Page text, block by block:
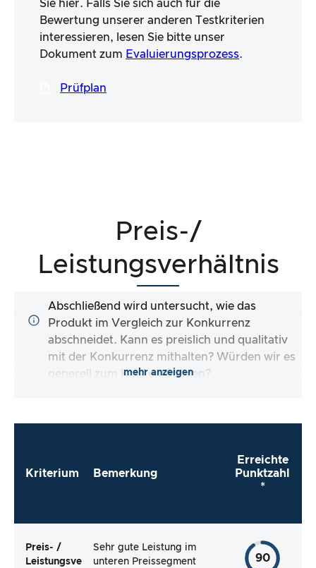
Sie hier. Falls Sie sich auch für die
Bewertung unserer anderen Testkriterien
interessieren, lesen Sie bitte unser
Dokument zum Evaluierungsprozess.
Prüfplan
Preis-/
Leistungsverhältnis
Abschließend wird untersucht, wie das
Produkt im Vergleich zur Konkurrenz
abschneidet. Kann es preislich und qualitativ
mit der Konkurrenz mithalten? Würden wir es
generell zum Kauf empfehlen?
mehr anzeigen
Kriterium Bemerkung
Erreichte
Punktzahl
*
Preis- /
Leistungsve
Sehr gute Leistung im
unteren Preissegment
90